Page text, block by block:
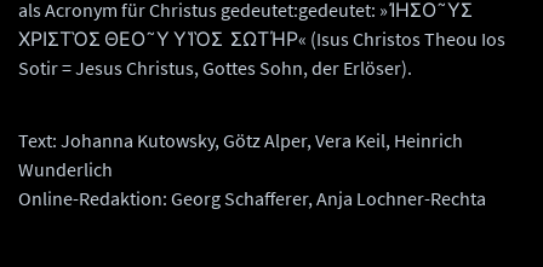
als Acronym für Christus gedeutet:gedeutet: »ἸΗΣΟ˜ΥΣ
ΧΡΙΣΤῸΣ ΘΕΟ˜Υ ΥἹῸΣ ΣΩΤΉΡ« (Isus Christos Theou Ios
Sotir = Jesus Christus, Gottes Sohn, der Erlöser).
Text: Johanna Kutowsky, Götz Alper, Vera Keil, Heinrich
Wunderlich
Online-Redaktion: Georg Schafferer, Anja Lochner-Rechta